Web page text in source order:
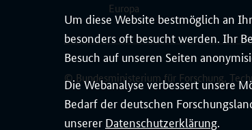
Um diese Website bestmöglich an
besonders oft besucht werden. Ihr
Besuch auf unseren Seiten
Die Webanalyse verbessert unsere
Bedarf der deutschen
unserer Datenschutzerklärung.
m
R
a
h
e
Europa
© Bundesministerium für Forschung,